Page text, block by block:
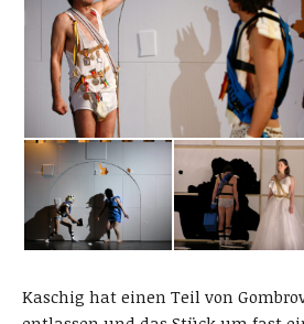
Kaschig hat einen Teil von